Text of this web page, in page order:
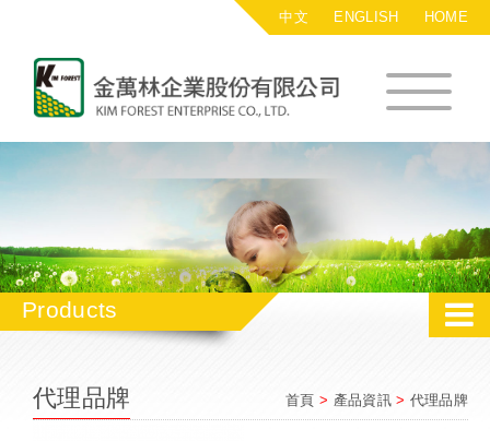
中文 ENGLISH HOME
金萬林
Products
代理品牌 首頁 > 產品資訊> 代理品牌